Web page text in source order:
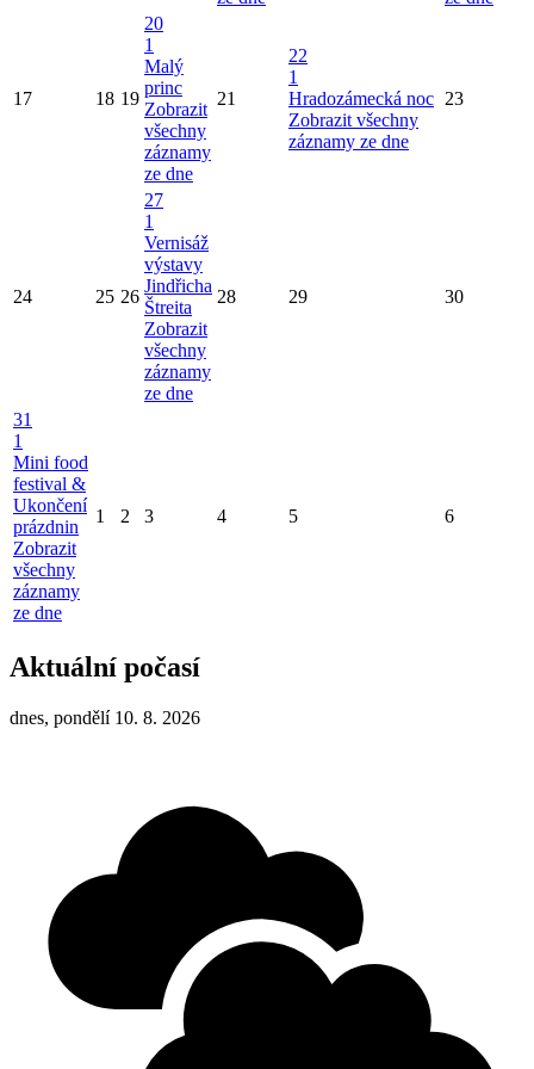
17 18 19
20
1
Malý
princ
Zobrazit
všechny
záznamy
ze dne
21
22
1
Hradozámecká noc
Zobrazit všechny
záznamy ze dne
23
24 25 26
27
1
Vernisáž
výstavy
Jindřicha
Štreita
Zobrazit
všechny
záznamy
ze dne
28 29 30
31
1
Mini food
festival &
Ukončení
prázdnin
Zobrazit
všechny
záznamy
ze dne
1 2 3 4 5 6
Aktuální počasí
dnes, pondělí 10. 8. 2026